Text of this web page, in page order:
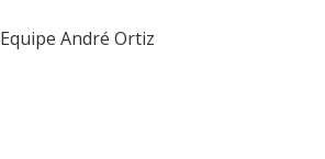
Equipe André Ortiz